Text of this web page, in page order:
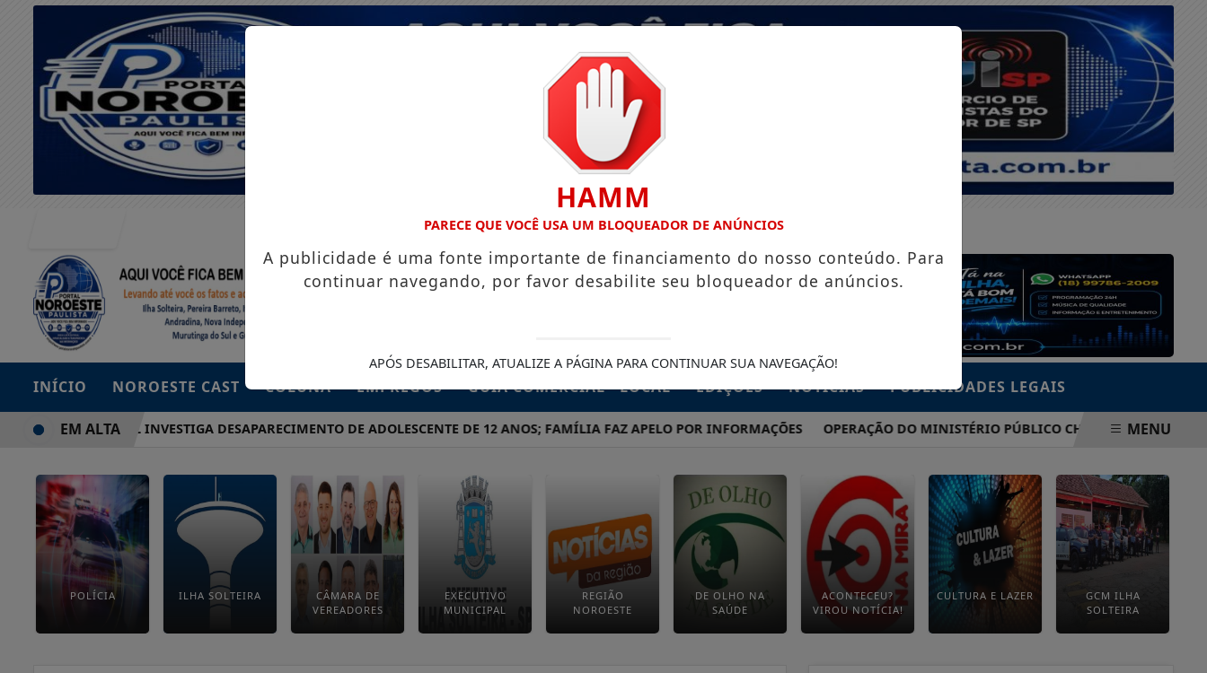
INÍCIO NOROESTE CAST COLUNA EMPREGOS GUIA COMERCIAL - LOCAL EDIÇÕES NOTÍCIAS PUBLICIDADES LEGAIS
POLÍCIA CIVIL INVESTIGA DESAPARECIMENTO DE ADOLESCENTE DE 12 ANOS; FAMÍLIA FAZ APELO POR INFORMAÇÕES OPERAÇÃO DO MINISTÉRIO PÚBLICO CHEGA A CASTILHO E
EM ALTA MENU
POLÍCIA ILHA SOLTEIRA
CÂMARA DE
VEREADORES
EXECUTIVO
MUNICIPAL
REGIÃO
NOROESTE
DE OLHO NA
SAÚDE
ACONTECEU?
VIROU NOTÍCIA!
CULTURA E LAZER
GCM ILHA
SOLTEIRA
HAMM
PARECE QUE VOCÊ USA UM BLOQUEADOR DE ANÚNCIOS
A publicidade é uma fonte importante de financiamento do nosso conteúdo. Para
continuar navegando, por favor desabilite seu bloqueador de anúncios.
APÓS DESABILITAR, ATUALIZE A PÁGINA PARA CONTINUAR SUA NAVEGAÇÃO!